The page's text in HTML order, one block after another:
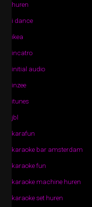
huren
i dance
ikea
incatro
initial audio
inzee
itunes
jbl
karafun
karaoke bar amsterdam
karaoke fun
karaoke machine huren
karaoke set huren